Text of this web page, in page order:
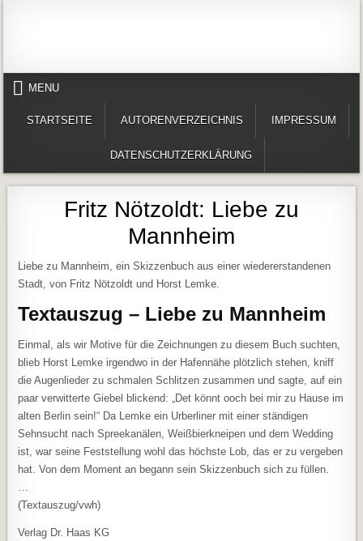
MENU
STARTSEITE AUTORENVERZEICHNIS IMPRESSUM
DATENSCHUTZERKLÄRUNG
Fritz Nötzoldt: Liebe zu
Mannheim
Liebe zu Mannheim, ein Skizzenbuch aus einer wiedererstandenen
Stadt, von Fritz Nötzoldt und Horst Lemke.
Textauszug – Liebe zu Mannheim
Einmal, als wir Motive für die Zeichnungen zu diesem Buch suchten,
blieb Horst Lemke irgendwo in der Hafennähe plötzlich stehen, kniff
die Augenlieder zu schmalen Schlitzen zusammen und sagte, auf ein
paar verwitterte Giebel blickend: „Det könnt ooch bei mir zu Hause im
alten Berlin sein!“ Da Lemke ein Urberliner mit einer ständigen
Sehnsucht nach Spreekanälen, Weißbierkneipen und dem Wedding
ist, war seine Feststellung wohl das höchste Lob, das er zu vergeben
hat. Von dem Moment an begann sein Skizzenbuch sich zu füllen.
(Textauszug/vwh)
Verlag Dr. Haas KG